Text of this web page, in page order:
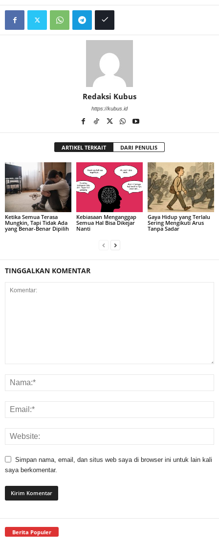
Redaksi Kubus
https://kubus.id
ARTIKEL TERKAIT DARI PENULIS
Ketika Semua Terasa
Mungkin, Tapi Tidak Ada
yang Benar-Benar Dipilih
Kebiasaan Menganggap
Semua Hal Bisa Dikejar
Nanti
Gaya Hidup yang Terlalu
Sering Mengikuti Arus
Tanpa Sadar
TINGGALKAN KOMENTAR
Simpan nama, email, dan situs web saya di browser ini untuk lain kali
saya berkomentar.
Berita Populer